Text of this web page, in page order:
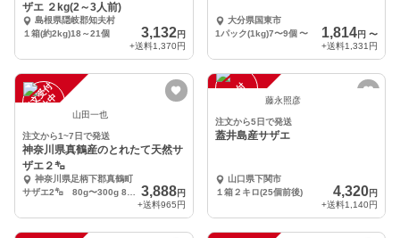
ザエ ２kg(2～3人前)
島根県隠岐郡知夫村
１箱(約2kg)18～21個
3,132円
+送料1,370円
大分県国東市
1パック(1kg)7〜9個 〜 1,814円 〜
+送料1,331円
注
文
受
付
停
止
中 山田一也
注文から1~7日で発送
神奈川県真鶴産のとれたて天然サ
ザエ２㌔
神奈川県足柄下郡真鶴町
3,888円
+送料965円
注
文
受
付
停
止 藤永照彦
注文から5日で発送
蓋井島産サザエ
山口県下関市
１箱２キロ(25個前後)
4,320円
+送料1,140円